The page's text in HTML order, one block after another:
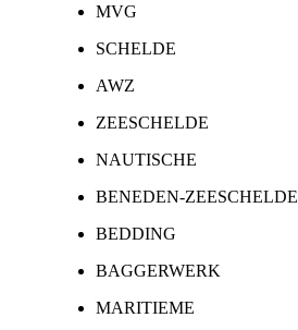
MVG
SCHELDE
AWZ
ZEESCHELDE
NAUTISCHE
BENEDEN-ZEESCHELDE
BEDDING
BAGGERWERK
MARITIEME